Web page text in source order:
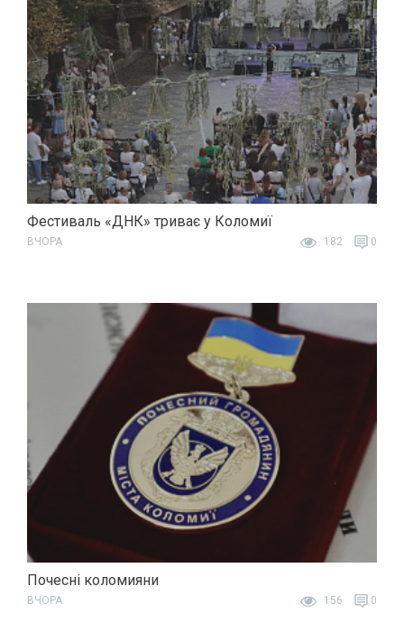
Фестиваль «ДНК» триває у Коломиї
ВЧОРА 182 0
Почесні коломияни
ВЧОРА 156 0